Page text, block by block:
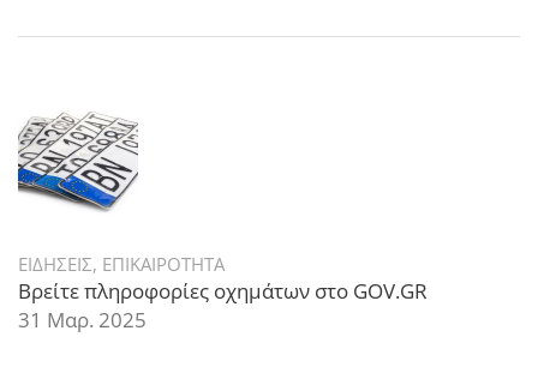
ΕΙΔΗΣΕΙΣ, ΕΠΙΚΑΙΡΟΤΗΤΑ
Βρείτε πληροφορίες οχημάτων στο GOV.GR
31 Μαρ. 2025